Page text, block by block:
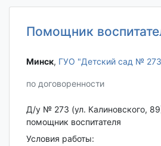
Помощник
Минск‎, ГУО "Детский сад №
по договоренности
Д/у № 273 (ул. Калиновского,
помощник воспитателя
Условия работы: